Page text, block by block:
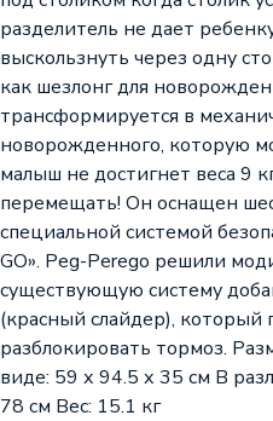
разделитель не дает
выскользнуть через одну
как шезлонг для
трансформируется в
новорожденного, которую
малыш не достигнет веса 9
перемещать! Он оснащен
специальной системой
GO». Peg-Perego решили
существующую систему
(красный слайдер), который
разблокировать тормоз.
виде: 59 х 94.5 х 35 см В
78 см Вec: 15.1 кг